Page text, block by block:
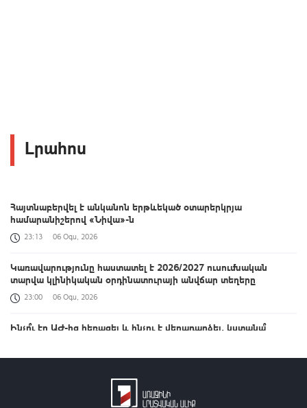
Լրահոս
Հայտնաբերվել է անկանոն երթևեկած օտարերկրյա
համարանիշերով «Նիվա»-ն
23:13 06 Օգս, 2026
Կառավարությունը հաստատել է 2026/2027 ուսումնական
տարվա կլինիկական օրդինատուրայի անվճար տեղերը
23:00 06 Օգս, 2026
Ինչո՞ւ էր ԱԺ-ից հեռացել և ինչու է վերադարձել, կստանա՞
22:48 06 Օգս, 2026
Ընդդիմությունը հիմա բաց նավարկության մեջ է, առանձնապես
չեմ հասկանում հետապնդած օրակարգը. Ալեքսանյան